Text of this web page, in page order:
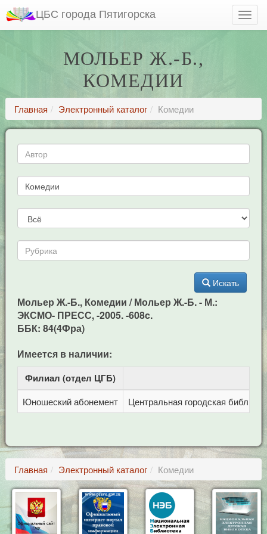
ЦБС города Пятигорска
МОЛЬЕР Ж.-Б.,
КОМЕДИИ
Главная Электронный каталог Комедии
Искать
Мольер Ж.-Б., Комедии / Мольер Ж.-Б. - М.:
ЭКСМО- ПРЕСС, -2005. -608c.
ББК: 84(4Фра)
Имеется в наличии:
Филиал (отдел ЦГБ)
Юношеский абонемент Центральная городская
Главная Электронный каталог Комедии